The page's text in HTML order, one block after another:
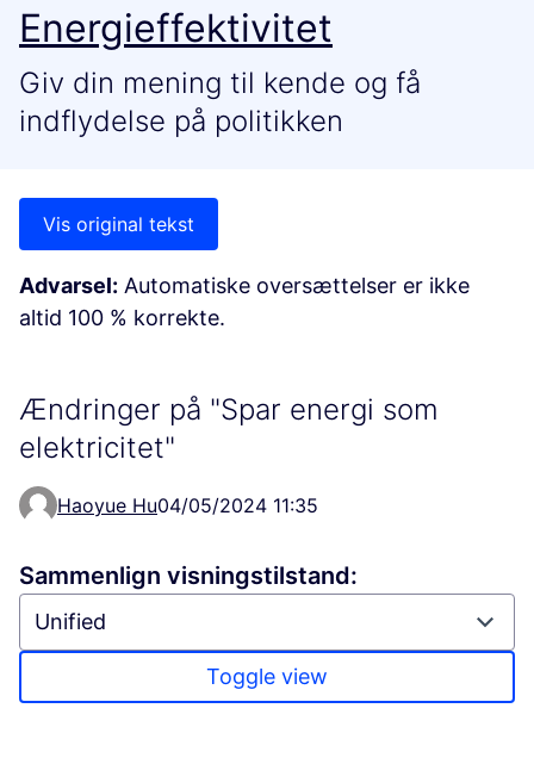
Energieffektivitet
Giv din mening til kende og få
indflydelse på politikken
Vis original tekst
Advarsel: Automatiske oversættelser er ikke
altid 100 % korrekte.
Ændringer på "Spar energi som
elektricitet"
Haoyue Hu04/05/2024 11:35
Sammenlign visningstilstand:
Toggle view